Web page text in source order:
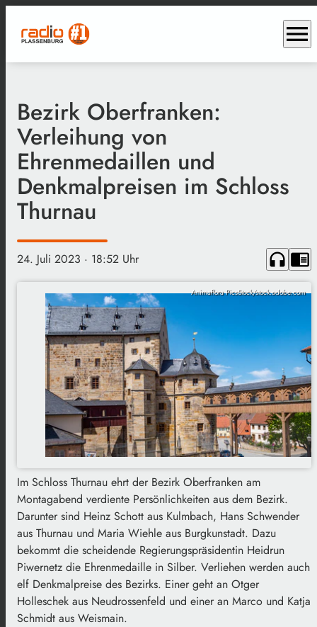
menu
Bezirk Oberfranken:
Verleihung von
Ehrenmedaillen und
Denkmalpreisen im Schloss
Thurnau
24. Juli 2023 · 18:52 Uhr headphones chrome_reader_mode
Animaflora PicsStock/stock.adobe.com
Im Schloss Thurnau ehrt der Bezirk Oberfranken am
Montagabend verdiente Persönlichkeiten aus dem Bezirk.
Darunter sind Heinz Schott aus Kulmbach, Hans Schwender
aus Thurnau und Maria Wiehle aus Burgkunstadt. Dazu
bekommt die scheidende Regierungspräsidentin Heidrun
Piwernetz die Ehrenmedaille in Silber. Verliehen werden auch
elf Denkmalpreise des Bezirks. Einer geht an Otger
Holleschek aus Neudrossenfeld und einer an Marco und Katja
Schmidt aus Weismain.